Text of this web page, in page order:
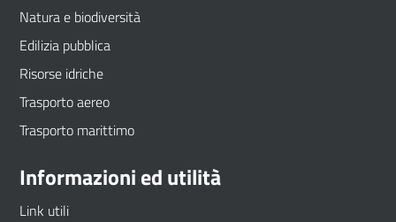
Natura e biodiversità
Edilizia pubblica
Risorse idriche
Trasporto aereo
Trasporto marittimo
Informazioni ed utilità
Link utili